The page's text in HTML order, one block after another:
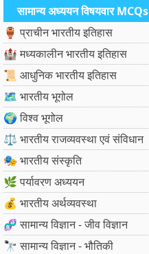
सामान्य अध्ययन विषयवार MCQs
🏺 प्राचीन भारतीय इतिहास
🏰 मध्यकालीन भारतीय इतिहास
📜 आधुनिक भारतीय इतिहास
🗺️ भारतीय भूगोल
🌍 विश्व भूगोल
⚖️ भारतीय राजव्यवस्था एवं संविधान
🎭 भारतीय संस्कृति
🌿 पर्यावरण अध्ययन
💰 भारतीय अर्थव्यवस्था
🧬 सामान्य विज्ञान - जीव विज्ञान
🔭 सामान्य विज्ञान - भौतिकी